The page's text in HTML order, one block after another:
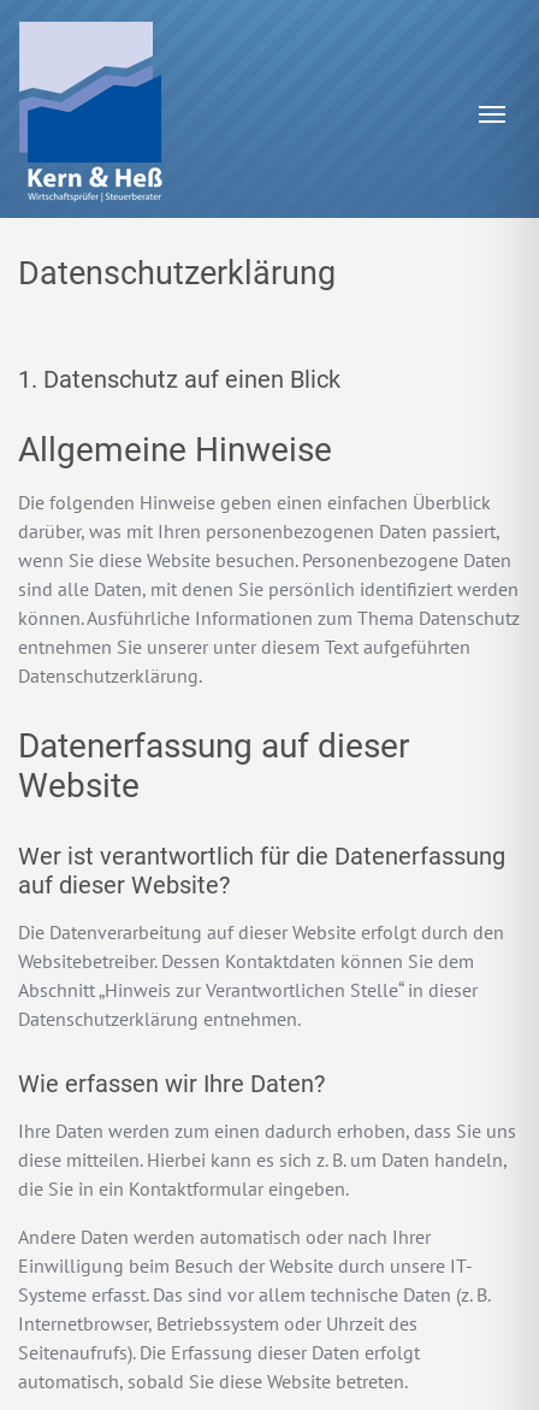
Datenschutz­erklärung
1. Datenschutz auf einen Blick
Allgemeine Hinweise
Die folgenden Hinweise geben einen einfachen Überblick
darüber, was mit Ihren personenbezogenen Daten passiert,
wenn Sie diese Website besuchen. Personenbezogene Daten
sind alle Daten, mit denen Sie persönlich identifiziert werden
können. Ausführliche Informationen zum Thema Datenschutz
entnehmen Sie unserer unter diesem Text aufgeführten
Datenschutzerklärung.
Datenerfassung auf dieser
Website
Wer ist verantwortlich für die Datenerfassung
auf dieser Website?
Die Datenverarbeitung auf dieser Website erfolgt durch den
Websitebetreiber. Dessen Kontaktdaten können Sie dem
Abschnitt „Hinweis zur Verantwortlichen Stelle“ in dieser
Datenschutzerklärung entnehmen.
Wie erfassen wir Ihre Daten?
Ihre Daten werden zum einen dadurch erhoben, dass Sie uns
diese mitteilen. Hierbei kann es sich z. B. um Daten handeln,
die Sie in ein Kontaktformular eingeben.
Andere Daten werden automatisch oder nach Ihrer
Einwilligung beim Besuch der Website durch unsere IT-
Systeme erfasst. Das sind vor allem technische Daten (z. B.
Internetbrowser, Betriebssystem oder Uhrzeit des
Seitenaufrufs). Die Erfassung dieser Daten erfolgt
automatisch, sobald Sie diese Website betreten.